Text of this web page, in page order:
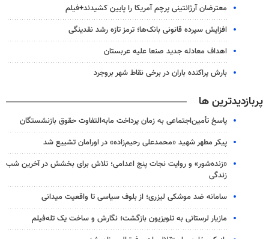
معترضان آرژانتینی پرچم آمریکا را پایین کشیدند+فیلم
افزایش سپرده قانونی بانک‌ها؛ ترمز تازه رشد نقدینگی
اهداف معادله جدید صنعا علیه عربستان
بارش پراکنده باران در برخی نقاط شهر بروجرد
پربازدیدترین ها
پاسخ تأمین‌اجتماعی به زمان پرداخت مابه‌التفاوت حقوق بازنشستگان
پیکر مطهر شهید «محمدعلی رحیم‌زاده» در اورامان تشییع شد
«زنده‌شور» و روایت نجات پنج اعدامی؛ تلاش برای بخشش در آخرین شب
زندگی
سامانه ضد موشکی لیزری؛ از بلوف سیاسی تا واقعیت میدانی
مازیار لرستانی به تلویزیون بازگشت؛ نگارش و ساخت یک تله‌فیلم